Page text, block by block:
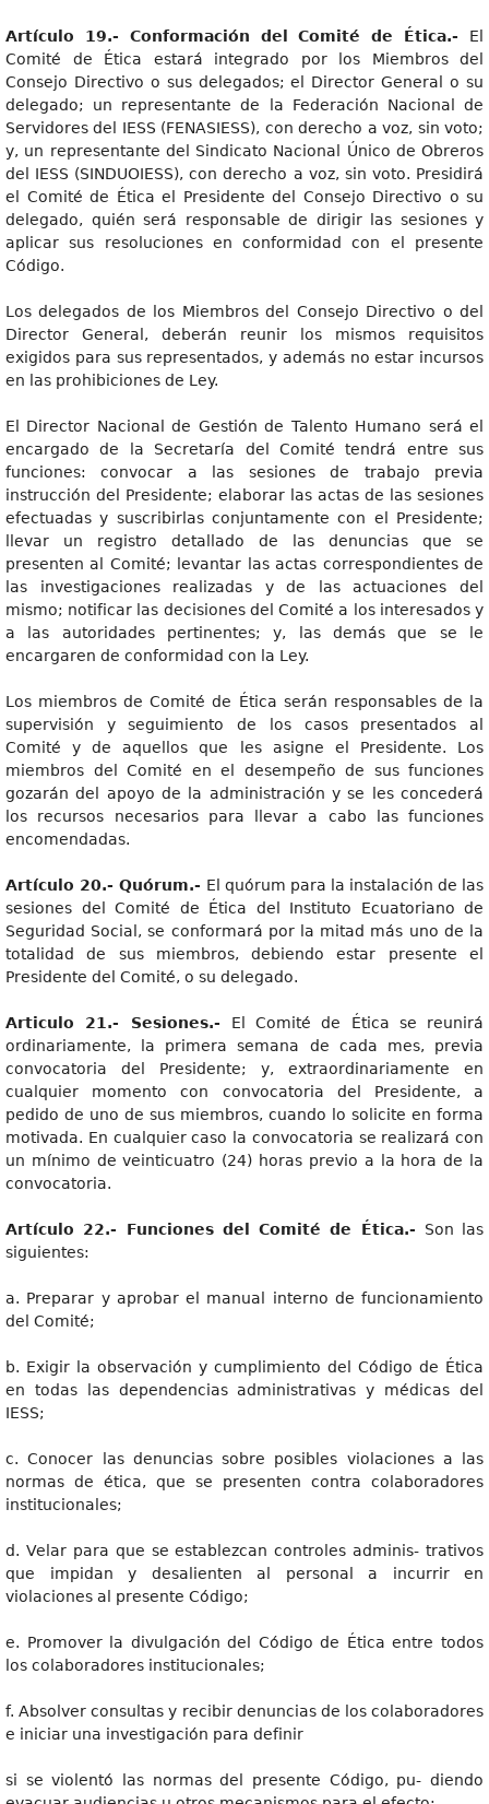
Artículo 19.- Conformación del Comité de Ética.- El
Comité de Ética estará integrado por los Miembros del
Consejo Directivo o sus delegados; el Director General o su
delegado; un representante de la Federación Nacional de
Servidores del IESS (FENASIESS), con derecho a voz, sin voto;
y, un representante del Sindicato Nacional Único de Obreros
del IESS (SINDUOIESS), con derecho a voz, sin voto. Presidirá
el Comité de Ética el Presidente del Consejo Directivo o su
delegado, quién será responsable de dirigir las sesiones y
aplicar sus resoluciones en conformidad con el presente
Código.
Los delegados de los Miembros del Consejo Directivo o del
Director General, deberán reunir los mismos requisitos
exigidos para sus representados, y además no estar incursos
en las prohibiciones de Ley.
El Director Nacional de Gestión de Talento Humano será el
encargado de la Secretaría del Comité tendrá entre sus
funciones: convocar a las sesiones de trabajo previa
instrucción del Presidente; elaborar las actas de las sesiones
efectuadas y suscribirlas conjuntamente con el Presidente;
llevar un registro detallado de las denuncias que se
presenten al Comité; levantar las actas correspondientes de
las investigaciones realizadas y de las actuaciones del
mismo; notificar las decisiones del Comité a los interesados y
a las autoridades pertinentes; y, las demás que se le
encargaren de conformidad con la Ley.
Los miembros de Comité de Ética serán responsables de la
supervisión y seguimiento de los casos presentados al
Comité y de aquellos que les asigne el Presidente. Los
miembros del Comité en el desempeño de sus funciones
gozarán del apoyo de la administración y se les concederá
los recursos necesarios para llevar a cabo las funciones
encomendadas.
Artículo 20.- Quórum.- El quórum para la instalación de las
sesiones del Comité de Ética del Instituto Ecuatoriano de
Seguridad Social, se conformará por la mitad más uno de la
totalidad de sus miembros, debiendo estar presente el
Presidente del Comité, o su delegado.
Articulo 21.- Sesiones.- El Comité de Ética se reunirá
ordinariamente, la primera semana de cada mes, previa
convocatoria del Presidente; y, extraordinariamente en
cualquier momento con convocatoria del Presidente, a
pedido de uno de sus miembros, cuando lo solicite en forma
motivada. En cualquier caso la convocatoria se realizará con
un mínimo de veinticuatro (24) horas previo a la hora de la
convocatoria.
Artículo 22.- Funciones del Comité de Ética.- Son las
siguientes:
a. Preparar y aprobar el manual interno de funcionamiento
del Comité;
b. Exigir la observación y cumplimiento del Código de Ética
en todas las dependencias administrativas y médicas del
IESS;
c. Conocer las denuncias sobre posibles violaciones a las
normas de ética, que se presenten contra colaboradores
institucionales;
d. Velar para que se establezcan controles adminis- trativos
que impidan y desalienten al personal a incurrir en
violaciones al presente Código;
e. Promover la divulgación del Código de Ética entre todos
los colaboradores institucionales;
f. Absolver consultas y recibir denuncias de los colaboradores
e iniciar una investigación para definir
si se violentó las normas del presente Código, pu- diendo